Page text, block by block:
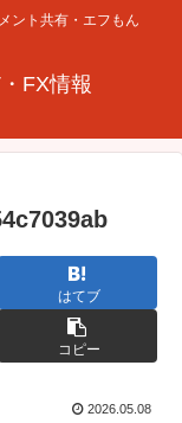
ント共有・エフもん
FX情報
はてブ
コピー
2026.05.08